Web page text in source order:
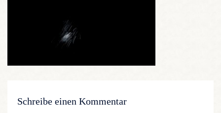
Schreibe einen Kommentar